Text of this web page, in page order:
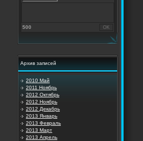
500
Архив записей
2010 Май
2011 Ноябрь
2012 Октябрь
2012 Ноябрь
2012 Декабрь
2013 Январь
2013 Февраль
2013 Март
2013 Апрель